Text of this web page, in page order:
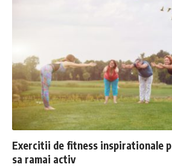
Exercitii de fitness inspirationale
sa ramai activ